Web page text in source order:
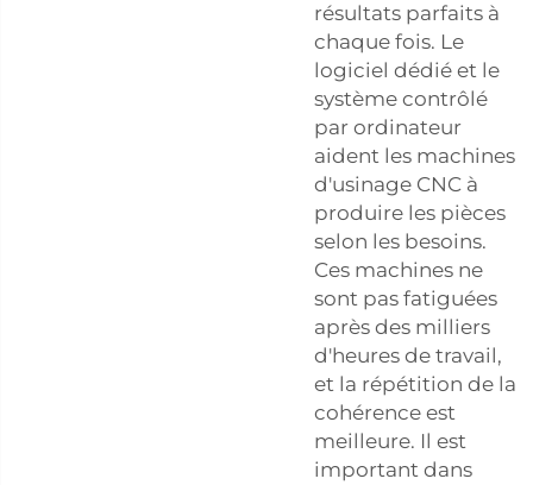
résultats parfaits à
chaque fois. Le
logiciel dédié et le
système contrôlé
par ordinateur
aident les machines
d'usinage CNC à
produire les pièces
selon les besoins.
Ces machines ne
sont pas fatiguées
après des milliers
d'heures de travail,
et la répétition de la
cohérence est
meilleure. Il est
important dans